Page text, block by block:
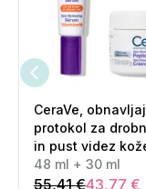
vratu zjutraj in/
mleko za
Opozorila:
Ta izdelek za
predvidljivih
posebnih
Sestavine (INCI):
CeraVe,
protokol za
in pust videz
+ 30 ml)
48 ml + 30 ml
55,41 €43,77 €